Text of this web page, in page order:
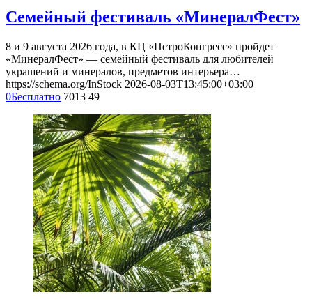
Семейный фестиваль «MинералФест»
8 и 9 августа 2026 года, в КЦ «ПетроКонгресс» пройдет
«MинералФест» — семейный фестиваль для любителей
украшений и минералов, предметов интерьера…
https://schema.org/InStock 2026-08-03T13:45:00+03:00
0Бесплатно 7013 49